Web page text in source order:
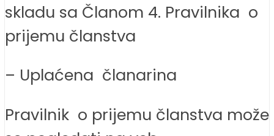
skladu sa Članom 4. Pravilnika o
prijemu članstva
– Uplaćena članarina
Pravilnik o prijemu članstva može